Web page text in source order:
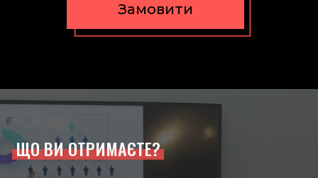
Замовити
ЩО ВИ ОТРИМАЄТЕ?